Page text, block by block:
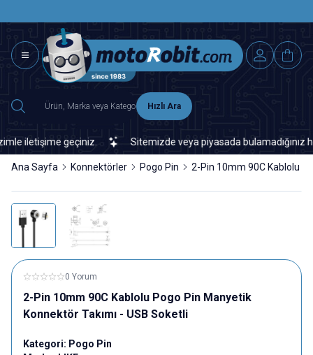
Hızlı Ara
iletişime geçiniz. Sitemizde veya piyasada bulamadığınız
Ana Sayfa Konnektörler Pogo Pin 2-Pin 10mm 90C Kablolu
0 Yorum
2-Pin 10mm 90C Kablolu Pogo Pin Manyetik
Konnektör Takımı - USB Soketli
Kategori: Pogo Pin